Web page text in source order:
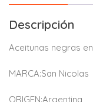
Descripción
Aceitunas negras
MARCA:San Nicolas
ORIGEN:Argentina